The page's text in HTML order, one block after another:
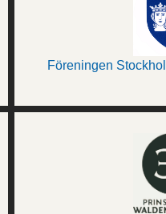
Föreningen